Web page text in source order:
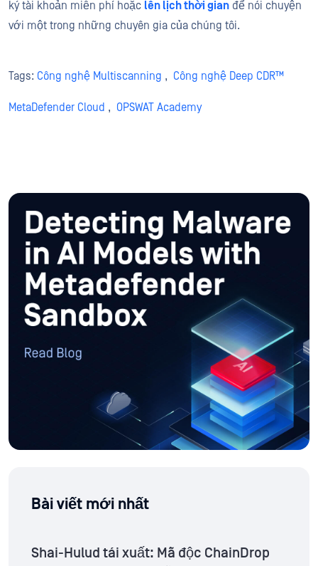
ký tài khoản miễn phí hoặc lên lịch thời gian để nói chuyện
với một trong những chuyên gia của chúng tôi.
Tags: Công nghệ Multiscanning , Công nghệ Deep CDR™
MetaDefender Cloud , OPSWAT Academy
Bài viết mới nhất
Shai-Hulud tái xuất: Mã độc ChainDrop